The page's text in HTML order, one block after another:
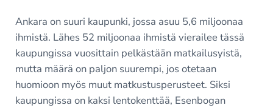
Ankara on suuri kaupunki, jossa asuu 5,6 miljoonaa
ihmistä. Lähes 52 miljoonaa ihmistä vierailee tässä
kaupungissa vuosittain pelkästään matkailusyistä,
mutta määrä on paljon suurempi, jos otetaan
huomioon myös muut matkustusperusteet. Siksi
kaupungissa on kaksi lentokenttää, Esenbogan